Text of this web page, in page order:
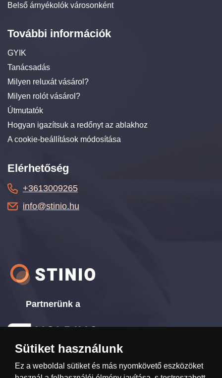
Belső árnyékolók városonként
További információk
GYIK
Tanácsadás
Milyen reluxát vásárol?
Milyen rolót vásárol?
Útmutatók
Hogyan igazítsuk a redőnyt az ablakhoz
A cookie-beállítások módosítása
Partnerünk a
Elérhetőség
+3613009265
info@stinio.hu
Sütiket használunk
Ez a weboldal sütiket és más nyomkövető eszközöket